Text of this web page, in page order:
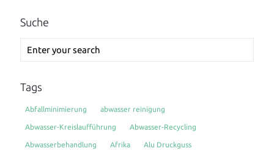
Suche
Tags
Abfallminimierung abwasser reinigung
Abwasser-Kreislaufführung Abwasser-Recycling
Abwasserbehandlung Afrika Alu Druckguss